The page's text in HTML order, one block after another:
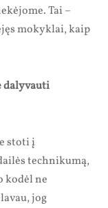
Tai –
mokyklai, kaip
dalyvauti
stoti į
technikumą,
kodėl ne
jog